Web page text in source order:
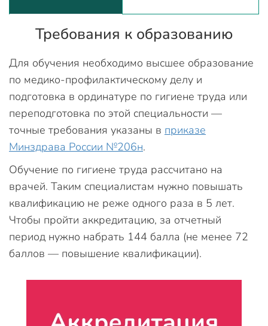
Требования к образованию
Для обучения необходимо высшее образование
по медико-профилактическому делу и
подготовка в ординатуре по гигиене труда или
переподготовка по этой специальности —
точные требования указаны в приказе
Минздрава России №206н.
Обучение по гигиене труда рассчитано на
врачей. Таким специалистам нужно повышать
квалификацию не реже одного раза в 5 лет.
Чтобы пройти аккредитацию, за отчетный
период нужно набрать 144 балла (не менее 72
баллов — повышение квалификации).